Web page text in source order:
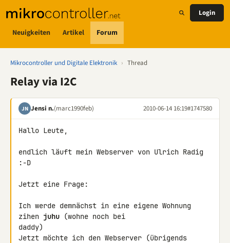
Neuigkeiten Artikel Forum
Login
Mikrocontroller und Digitale Elektronik › Thread
Relay via I2C
JN Jensi n.(marc1990feb) 2010-06-14 16:19#1747580
Hallo Leute,
endlich läuft mein Webserver von Ulrich Radig
:-D
Jetzt eine Frage:
Ich werde demnächst in eine eigene Wohnung
zihen juhu (wohne noch bei
daddy)
Jetzt möchte ich den Webserver (übrigends